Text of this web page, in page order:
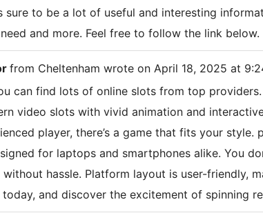
sure to be a lot of useful and interesting
and more. Feel free to follow the link below.
from Cheltenham wrote on April 18, 2025 at
can find lots of online slots from top
video slots with vivid animation and
player, there’s a game that fits your style.
for laptops and smartphones alike. You
hassle. Platform layout is user-friendly,
today, and discover the excitement of spinning